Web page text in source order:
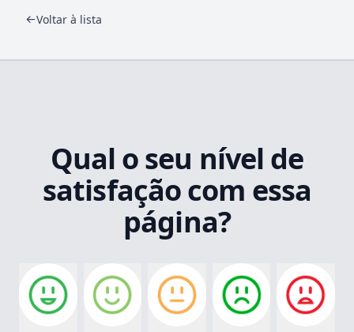
Voltar à lista
Qual o seu nível de
satisfação com essa
página?